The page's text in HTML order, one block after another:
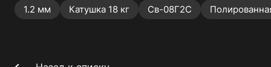
1.2 мм Катушка 18 кг Св-08Г2С